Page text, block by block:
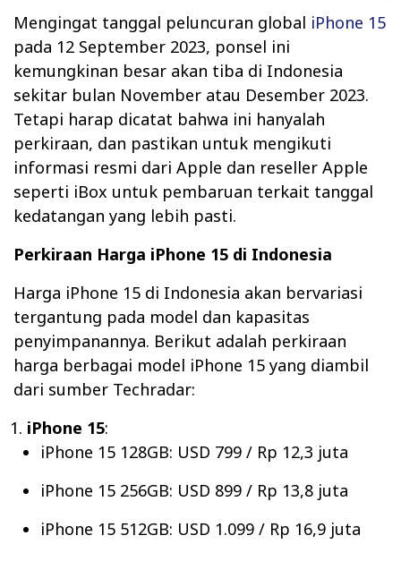
Mengingat tanggal peluncuran global iPhone 15
pada 12 September 2023, ponsel ini
kemungkinan besar akan tiba di Indonesia
sekitar bulan November atau Desember 2023.
Tetapi harap dicatat bahwa ini hanyalah
perkiraan, dan pastikan untuk mengikuti
informasi resmi dari Apple dan reseller Apple
seperti iBox untuk pembaruan terkait tanggal
kedatangan yang lebih pasti.
Perkiraan Harga iPhone 15 di Indonesia
Harga iPhone 15 di Indonesia akan bervariasi
tergantung pada model dan kapasitas
penyimpanannya. Berikut adalah perkiraan
harga berbagai model iPhone 15 yang diambil
dari sumber Techradar:
iPhone 15:
iPhone 15 128GB: USD 799 / Rp 12,3 juta
iPhone 15 256GB: USD 899 / Rp 13,8 juta
iPhone 15 512GB: USD 1.099 / Rp 16,9 juta